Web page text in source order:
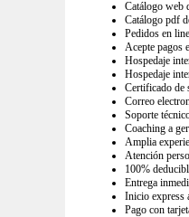
Catálogo web
Catálogo pdf
Pedidos en
Acepte pagos
Hospedaje
Hospedaje
Certificado de
Correo
Soporte
Coaching a
Amplia
Atención
100%
Entrega
Inicio express
Pago con